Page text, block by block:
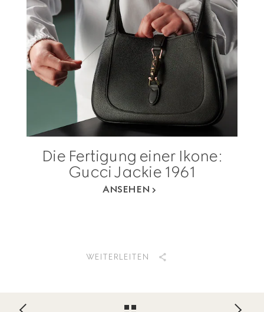
Die Fertigung einer Ikone:
Gucci Jackie 1961
ANSEHEN
WEITERLEITEN